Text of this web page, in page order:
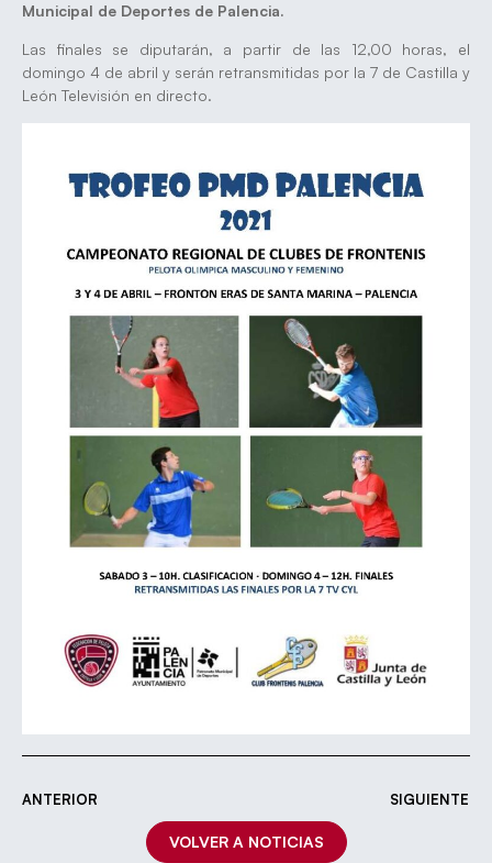
Municipal de Deportes de Palencia.
Las finales se diputarán, a partir de las 12,00 horas, el
domingo 4 de abril y serán retransmitidas por la 7 de Castilla y
León Televisión en directo.
ANTERIOR SIGUIENTE
VOLVER A NOTICIAS